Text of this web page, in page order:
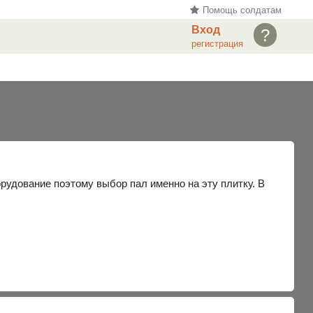
Помощь солдатам
?
Вход
регистрация
поэтому выбор пал именно на эту плитку. В